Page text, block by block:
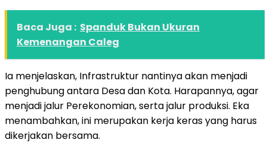
Baca Juga : Spanduk Bukan Ukuran
Kemenangan Caleg
Ia menjelaskan, Infrastruktur nantinya akan menjadi
penghubung antara Desa dan Kota. Harapannya, agar
menjadi jalur Perekonomian, serta jalur produksi. Eka
menambahkan, ini merupakan kerja keras yang harus
dikerjakan bersama.